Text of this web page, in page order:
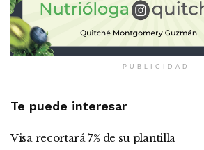
PUBLICIDAD
Te puede interesar
Visa recortará 7% de su plantilla